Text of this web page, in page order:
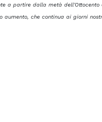
a partire dalla metà
aumento, che continua ai giorni